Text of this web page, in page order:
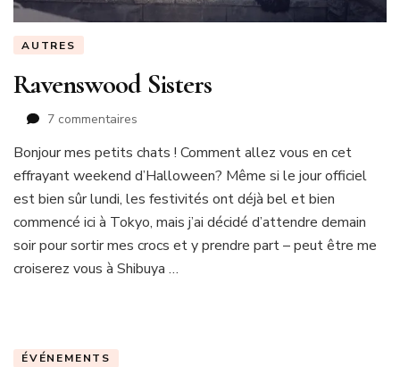
AUTRES
Ravenswood Sisters
7 commentaires
Sisters
Bonjour mes petits chats ! Comment allez vous en cet
effrayant weekend d’Halloween? Même si le jour officiel
est bien sûr lundi, les festivités ont déjà bel et bien
commencé ici à Tokyo, mais j’ai décidé d’attendre demain
soir pour sortir mes crocs et y prendre part – peut être me
croiserez vous à Shibuya …
ÉVÉNEMENTS